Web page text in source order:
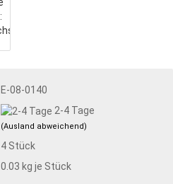
E-08-0140
2-4 Tage
(Ausland abweichend)
4 Stück
0.03 kg je Stück